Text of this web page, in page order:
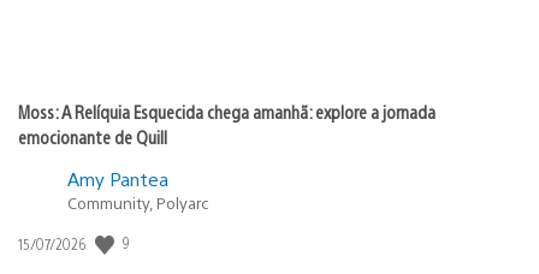
Moss: A Relíquia Esquecida chega amanhã: explore a jornada
emocionante de Quill
Amy Pantea
Community, Polyarc
Data
15/07/2026 9